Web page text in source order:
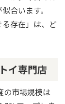
合います。
る存在」は、ど
イ専門店
の市場規模は